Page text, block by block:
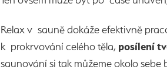
Relax v sauně dokáže efektivně
k prokrvování celého těla, posílení
saunování si tak můžeme okolo